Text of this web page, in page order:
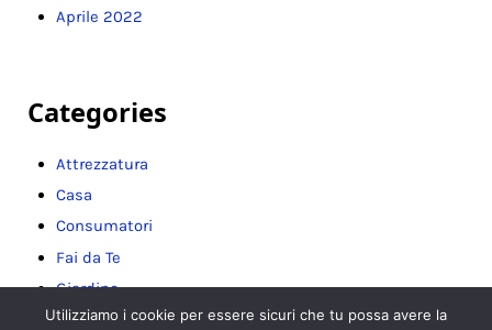
Aprile 2022
Categories
Attrezzatura
Casa
Consumatori
Fai da Te
Giardino
Guide
Utilizziamo i cookie per essere sicuri che tu possa avere la